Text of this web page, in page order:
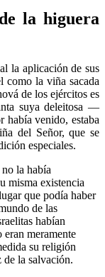
la higuera
la aplicación de sus
como la viña sacada
de los ejércitos es
suya deleitosa —
había venido, estaba
del Señor, que se
especiales.
la había
misma existencia
que podía haber
de las
habían
eran meramente
su religión
de la salvación.